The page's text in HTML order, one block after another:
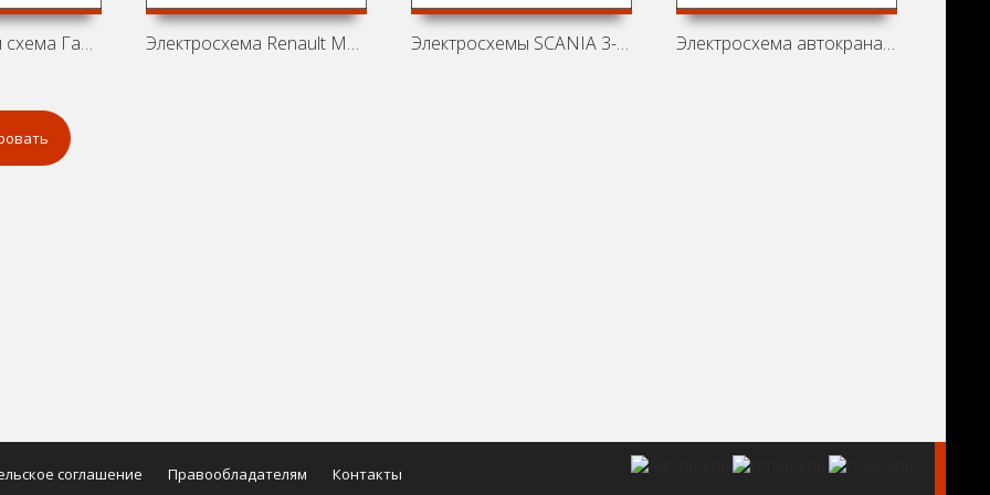
Электрическая схема ГаЗ-3309 Электросхема Renault Magnum Электросхемы SCANIA 3-series Электросхема автокрана КС-45719
соглашение Правообладателям Контакты